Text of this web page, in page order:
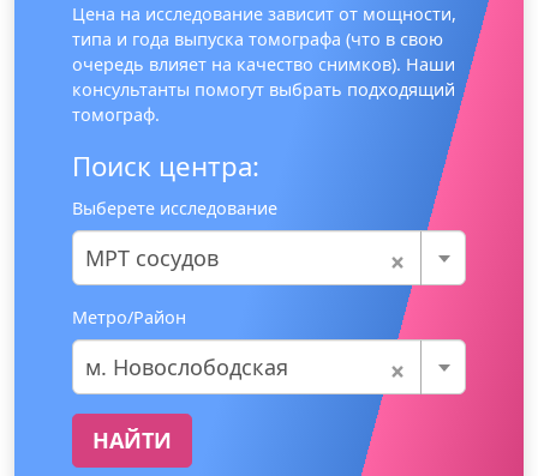
Цена на исследование зависит от мощности,
типа и года выпуска томографа (что в свою
очередь влияет на качество снимков). Наши
консультанты помогут выбрать подходящий
томограф.
Поиск центра:
Выберете исследование
×
МРТ сосудов
Метро/Район
×
м. Новослободская
НАЙТИ